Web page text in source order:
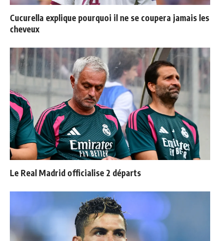
Cucurella explique pourquoi il ne se coupera jamais les
cheveux
Le Real Madrid officialise 2 départs